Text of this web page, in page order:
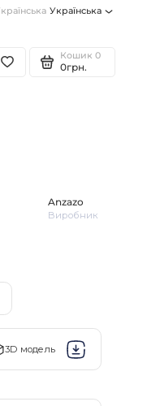
Українська
Кошик 0
0грн.
Anzazo
Виробник
3D модель